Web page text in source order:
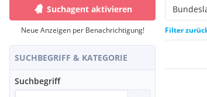
Suchagent aktivieren
Neue Anzeigen per Benachrichtigung!
SUCHBEGRIFF & KATEGORIE
Suchbegriff
Filter